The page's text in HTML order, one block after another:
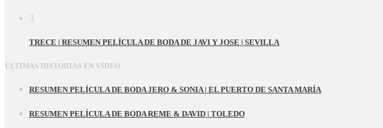
3
TRECE | RESUMEN PELÍCULA DE BODA DE JAVI Y JOSE | SEVILLA
ÚLTIMAS HISTORIAS EN VÍDEO
RESUMEN PELÍCULA DE BODA JERO & SONIA | EL PUERTO DE SANTA MARÍA
RESUMEN PELÍCULA DE BODA REME & DAVID | TOLEDO